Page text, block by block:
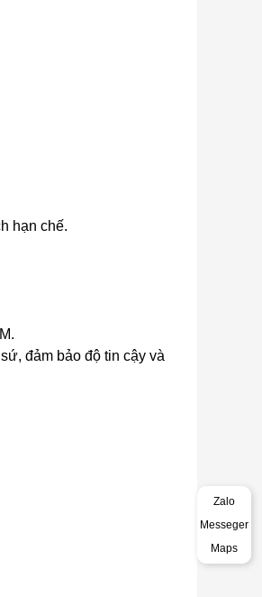
hạn chế.
đảm bảo độ tin cậy và
Zalo
Messeger
Maps